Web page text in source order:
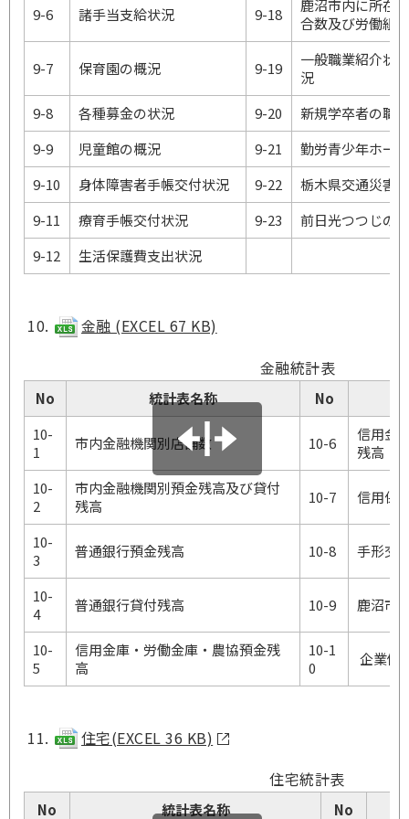
9-6 諸手当支給状況 9-18
鹿沼市内に所在
合数及び労働組
9-7 保育園の概況 9-19
一般職業紹介状
況
9-8
各種募金の状況 9-20
新規学卒者の職
9-9
児童館の概況 9-21
勤労青少年ホー
9-10
身体障害者手帳交付状況 9-22
栃木県交通災害
9-11
療育手帳交付状況 9-23
前日光つつじの
9-12
生活保護費支出状況
金融 (EXCEL 67 KB)
金融統計表
No 統計表名称
No
10-
1
市内金融機関別店舗数 10-6
信用金
残高
10-
2
市内金融機関別預金残高及び貸付
残高
10-7 信用保
10-
3
普通銀行預金残高 10-8 手形交
10-
4
普通銀行貸付残高 10-9 鹿沼市
10-
5
信用金庫・労働金庫・農協預金残
高
10-1
0
企業倒
住宅(EXCEL 36 KB)
住宅統計表
No 統計表名称 No